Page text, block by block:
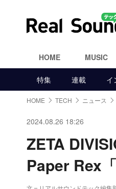
HOME MUSIC
特集 連載 イ
HOME TECH ニュース
2024.08.26 18:26
ZETA
Paper Rex